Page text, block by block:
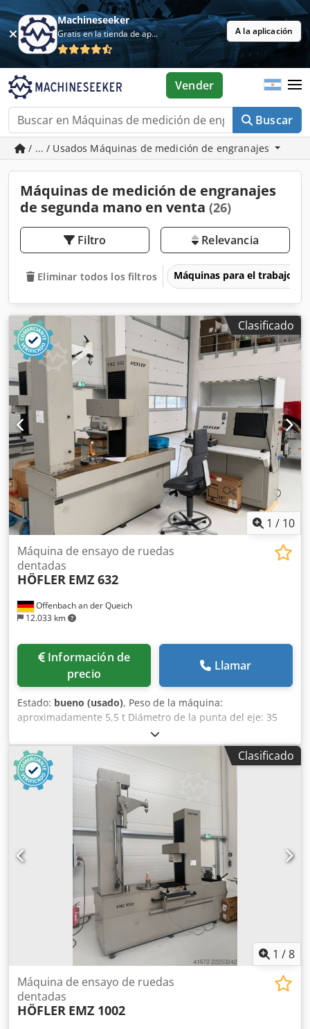
Machineseeker
Gratis en la tienda de aplicaciones A la aplicación
Buscar
Vender
/ ... / Usados Máquinas de medición de engranajes
Máquinas de medición de engranajes
de segunda mano en venta (26)
Filtro Relevancia
Eliminar todos los filtros Máquinas para el trabajo
Clasificado
1 / 10
Offenbach an der Queich
12.033 km
Máquina de ensayo de ruedas
dentadas
HÖFLER EMZ 632
Información de
precio
Llamar
Estado: bueno (usado), Peso de la máquina:
aproximadamente 5,5 t Diámetro de la punta del eje: 35
mm Altura de la punta sobre la mesa: 75 mm Cedpfxezidz
Ue An Eoha Diámetro de la punta del contrapunto: 50 mm
Recorrido del contrapunto: 40 mm Distancia entre puntas,
mín.: 20 mm Altura de medición sobre la mesa, mín.: 50
mm Altura de medición sobre la mesa, máx.: 550 mm
Diámetro de la mesa: 260 mm Diámetro del círculo base: 0
- 630 mm Recorrido de rodadura, máx.: +- 115 mm Peso
máximo de la pieza de trabajo: 300 kg Eje X: 230 mm Eje Y:
370 mm Eje Z: 500 mm Diámetro máximo de la pieza de
trabajo: 630 mm Software incluido en un PC nuevo con
WIN11 Software para engranajes cónicos, disponible bajo
petición, solo para instalación en Metrotek Información
adicional: - La máquina ha sido calibrada según las
normas DAKKS el 19.11.2017.
Clasificado
1 /8
Máquina de ensayo de ruedas
dentadas
HÖFLER EMZ 1002